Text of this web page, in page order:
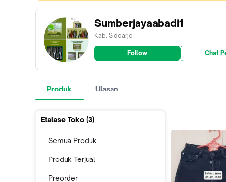
Sumberjayaabadi1
Kab. Sidoarjo
Follow Chat
Produk Ulasan
Etalase Toko (3)
Semua Produk
Produk Terjual
Preorder